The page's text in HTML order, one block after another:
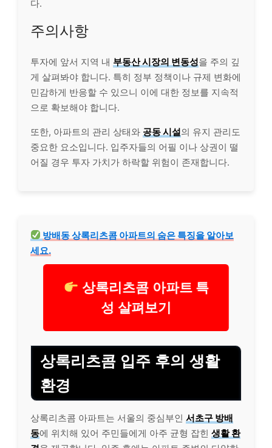
다.
주의사항
투자에 앞서 지역 내 부동산 시장의 변동성을 주의 깊
게 살펴봐야 합니다. 특히 정부 정책이나 규제 변화에
민감하게 반응할 수 있으니 이에 대한 정보를 지속적
으로 확보해야 합니다.
또한, 아파트의 관리 상태와 공동 시설의 유지 관리도
중요한 요소입니다. 입주자들의 어필 이나 상권이 떨
어질 경우 투자 가치가 하락할 위험이 존재합니다.
방배동 상록리츠콤 아파트의 숨은 특징을 알아보
세요.
상록리츠콤 아파트 특
성 살펴보기
상록리츠콤 입주 후의 생활
환경
상록리츠콤 아파트는 서울의 중심부인 서초구 방배
동에 위치해 있어 주민들에게 아주 균형 잡힌 생활 환